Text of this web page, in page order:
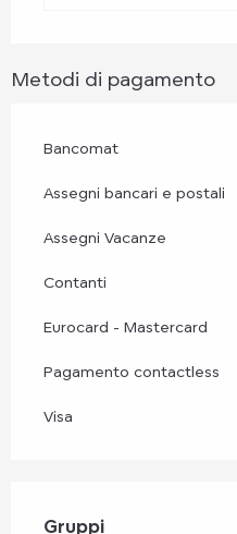
Metodi di pagamento
Bancomat
Assegni bancari e postali
Assegni Vacanze
Contanti
Eurocard - Mastercard
Pagamento contactless
Visa
Gruppi
Gruppi